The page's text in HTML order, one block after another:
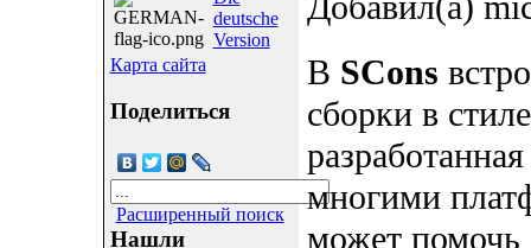
deutsche
Version
Карта сайта
Поделиться
Расширенный поиск
Нашли
В SCons
сборки в
многими
может помочь